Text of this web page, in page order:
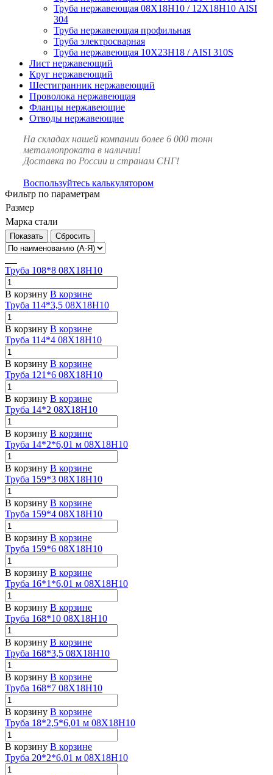
Труба нержавеющая 08Х18Н10 / 12Х18Н10 AISI
304
Труба нержавеющая профильная
Труба электросварная
Труба нержавеющая 10Х23Н18 / AISI 310S
Лист нержавеющий
Круг нержавеющий
Шестигранник нержавеющий
Проволока нержавеющая
Фланцы нержавеющие
Отводы нержавеющие
На складах нашей компании более 6 000 тонн
металлопроката в наличии!
Доставка по России и странам СНГ!
Воспользуйтесь калькулятором
Фильтр по параметрам
Размер
Марка стали
Сбросить
Труба 108*8 08Х18Н10
В корзину В корзине
Труба 114*3,5 08Х18Н10
В корзину В корзине
Труба 114*4 08Х18Н10
В корзину В корзине
Труба 121*6 08Х18Н10
В корзину В корзине
Труба 14*2 08Х18Н10
В корзину В корзине
Труба 14*2*6,01 м 08Х18Н10
В корзину В корзине
Труба 159*3 08Х18Н10
В корзину В корзине
Труба 159*4 08Х18Н10
В корзину В корзине
Труба 159*6 08Х18Н10
В корзину В корзине
Труба 16*1*6,01 м 08Х18Н10
В корзину В корзине
Труба 168*10 08Х18Н10
В корзину В корзине
Труба 168*3,5 08Х18Н10
В корзину В корзине
Труба 168*7 08Х18Н10
В корзину В корзине
Труба 18*2,5*6,01 м 08Х18Н10
В корзину В корзине
Труба 20*2*6,01 м 08Х18Н10